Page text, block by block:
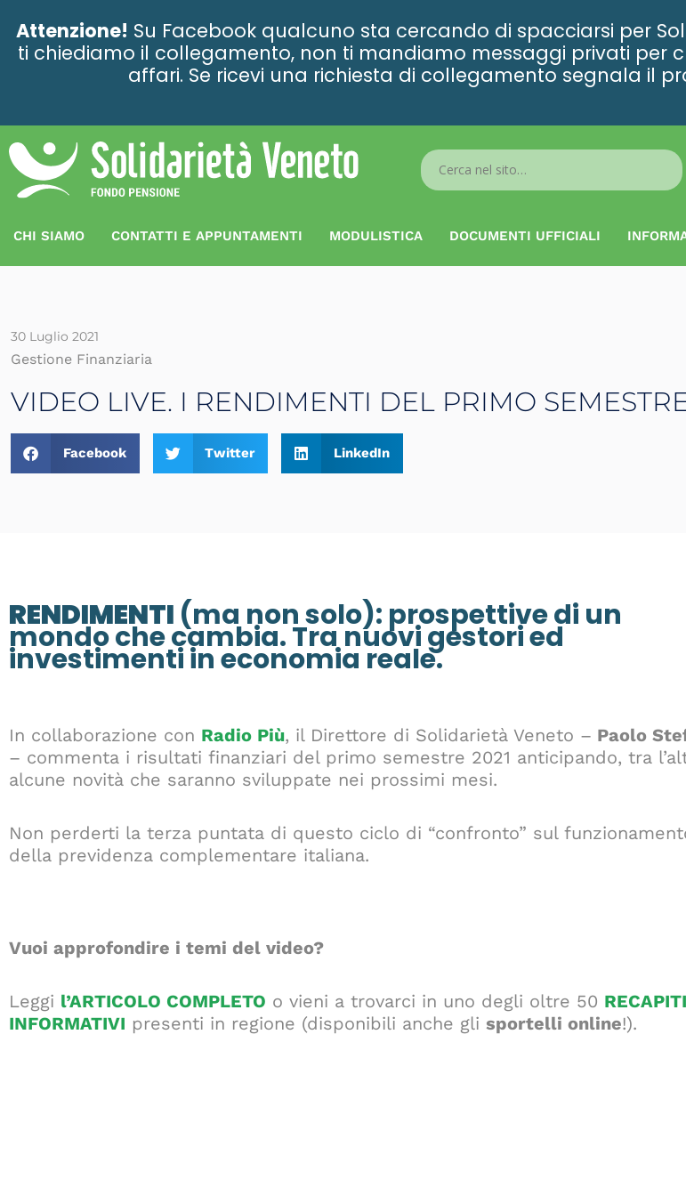
Attenzione! Su Facebook qualcuno sta cercando di spacciarsi per
ti chiediamo il collegamento, non ti mandiamo messaggi privati per
affari. Se ricevi una richiesta di collegamento segnala il
Search
...
CHI SIAMO CONTATTI E APPUNTAMENTI MODULISTICA DOCUMENTI UFFICIALI
30 Luglio 2021
Gestione Finanziaria
VIDEO LIVE. I RENDIMENTI DEL PRIMO
Facebook Twitter LinkedIn
RENDIMENTI (ma non solo): prospettive di un
mondo che cambia. Tra nuovi gestori ed
investimenti in economia reale.
In collaborazione con Radio Più, il Direttore di Solidarietà Veneto – Paolo
– commenta i risultati finanziari del primo semestre 2021 anticipando, tra
alcune novità che saranno sviluppate nei prossimi mesi.
Non perderti la terza puntata di questo ciclo di “confronto” sul
della previdenza complementare italiana.
Vuoi approfondire i temi del video?
Leggi l’ARTICOLO COMPLETO o vieni a trovarci in uno degli oltre 50 RECAPITI
INFORMATIVI presenti in regione (disponibili anche gli sportelli online!).